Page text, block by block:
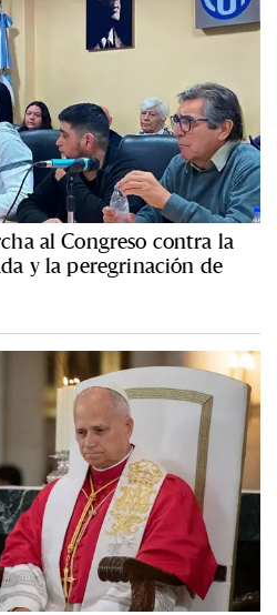
al Congreso contra la
y la peregrinación de